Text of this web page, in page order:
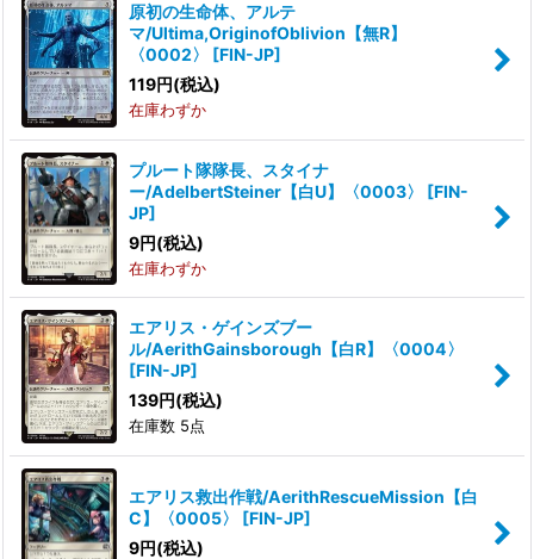
絞り込む
原初の生命体、アルテ
マ/Ultima,OriginofOblivion【無R】
〈0002〉
[FIN-JP]
119円(税込)
在庫わずか
プルート隊隊長、スタイナ
ー/AdelbertSteiner【白U】〈0003〉
[FIN-
JP]
9円(税込)
在庫わずか
エアリス・ゲインズブー
ル/AerithGainsborough【白R】〈0004〉
[FIN-JP]
139円(税込)
在庫数 5点
エアリス救出作戦/AerithRescueMission【白
C】〈0005〉
[FIN-JP]
9円(税込)